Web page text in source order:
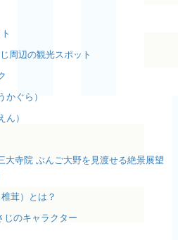
周辺の観光スポット
ぐら）
）
大寺院 ぶんご大野を見渡せる絶景展望
茸）とは？
のキャラクター